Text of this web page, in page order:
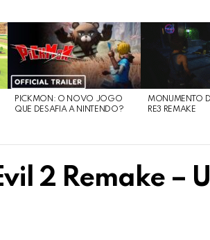
PICKMON: O NOVO JOGO
QUE DESAFIA A NINTENDO?
MONUMENTO
RE3 REMAKE
2 Remake –